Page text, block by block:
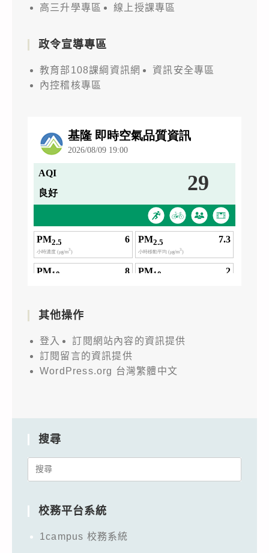
高三升學專區
線上授課專區
政令宣導專區
教育部108課綱資訊網
資訊安全專區
內控稽核專區
其他操作
登入
訂閱網站內容的資訊提供
訂閱留言的資訊提供
WordPress.org 台灣繁體中文
搜尋
Search
校務平台系統
1campus 校務系統